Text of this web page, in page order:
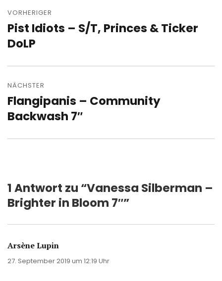
VORHERIGER
Vorheriger
Beitrag:
Pist Idiots – S/T, Princes & Ticker
DoLP
NÄCHSTER
Nächster
Beitrag:
Flangipanis – Community
Backwash 7″
1 Antwort zu “Vanessa Silberman –
Brighter in Bloom 7″”
Arsène Lupin
27. September 2019 um 12:19 Uhr